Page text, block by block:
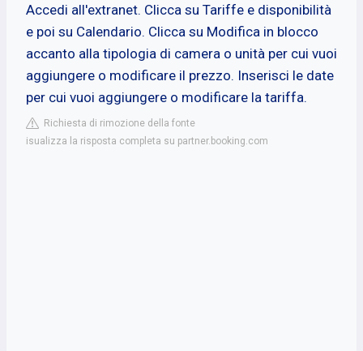
Accedi all'extranet. Clicca su Tariffe e disponibilità
e poi su Calendario. Clicca su Modifica in blocco
accanto alla tipologia di camera o unità per cui vuoi
aggiungere o modificare il prezzo. Inserisci le date
per cui vuoi aggiungere o modificare la tariffa.
Richiesta di rimozione della fonte
isualizza la risposta completa su partner.booking.com